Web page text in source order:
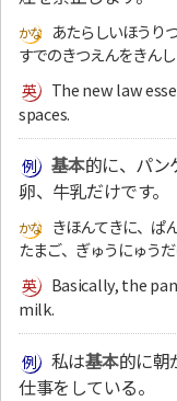
あたらしいほうり
すでのきつえんをきんし
The new law
spaces.
基本的に、パン
卵、牛乳だけです。
きほんてきに、ぱ
たまご、ぎゅうにゅうだ
Basically, the
milk.
私は基本的に朝
仕事をしている。